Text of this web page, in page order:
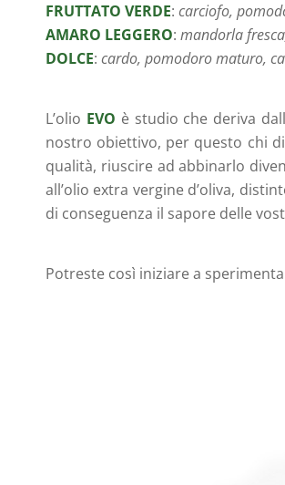
FRUTTATO VERDE: carciofo,
AMARO LEGGERO: mandorla
DOLCE: cardo, pomodoro maturo,
L’olio EVO è studio che deriva
nostro obiettivo, per questo chi
qualità, riuscire ad abbinarlo
all’olio extra vergine d’oliva,
di conseguenza il sapore delle
Potreste così iniziare a